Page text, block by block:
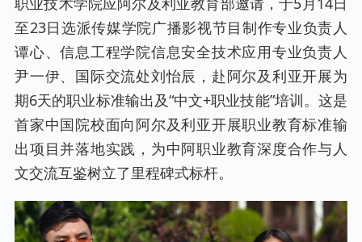
至23日选派传媒学院广播影视节目制作专业负责人
谭心、信息工程学院信息安全技术应用专业负责人
尹一伊、国际交流处刘怡辰，赴阿尔及利亚开展为
期6天的职业标准输出及“中文+职业技能”培训。这是
首家中国院校面向阿尔及利亚开展职业教育标准输
出项目并落地实践，为中阿职业教育深度合作与人
文交流互鉴树立了里程碑式标杆。